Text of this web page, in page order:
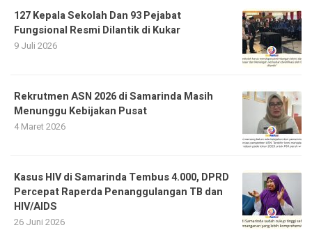
127 Kepala Sekolah Dan 93 Pejabat
Fungsional Resmi Dilantik di Kukar
9 Juli 2026
Rekrutmen ASN 2026 di Samarinda Masih
Menunggu Kebijakan Pusat
4 Maret 2026
Kasus HIV di Samarinda Tembus 4.000, DPRD
Percepat Raperda Penanggulangan TB dan
HIV/AIDS
26 Juni 2026